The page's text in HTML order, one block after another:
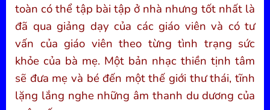
toàn có thể tập bài tập ở nhà nhưng tốt nhất là
đã qua giảng dạy của các giáo viên và có tư
vấn của giáo viên theo từng tình trạng sức
khỏe của bà mẹ. Một bản nhạc thiền tịnh tâm
sẽ đưa mẹ và bé đến một thế giới thư thái, tĩnh
lặng lắng nghe những âm thanh du dương của